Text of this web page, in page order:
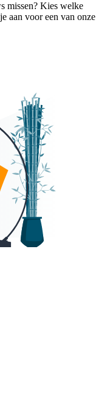
missen? Kies welke
aan voor een van onze